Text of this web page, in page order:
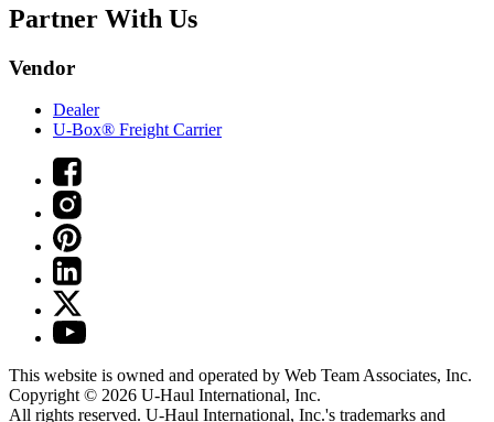
Partner With Us
Vendor
Dealer
U-Box® Freight Carrier
This website is owned and operated by Web Team Associates, Inc.
Copyright © 2026 U-Haul International, Inc.
All rights reserved. U-Haul International, Inc.'s trademarks and